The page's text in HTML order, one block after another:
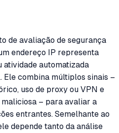
de avaliação de segurança
endereço IP representa
atividade automatizada
combina múltiplos sinais –
uso de proxy ou VPN e
– para avaliar a
entrantes. Semelhante ao
depende tanto da análise